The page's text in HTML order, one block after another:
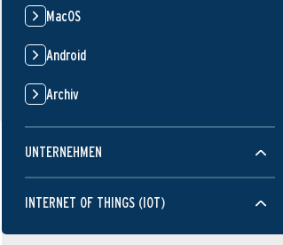
MacOS
Android
Archiv
UNTERNEHMEN
INTERNET OF THINGS (IOT)